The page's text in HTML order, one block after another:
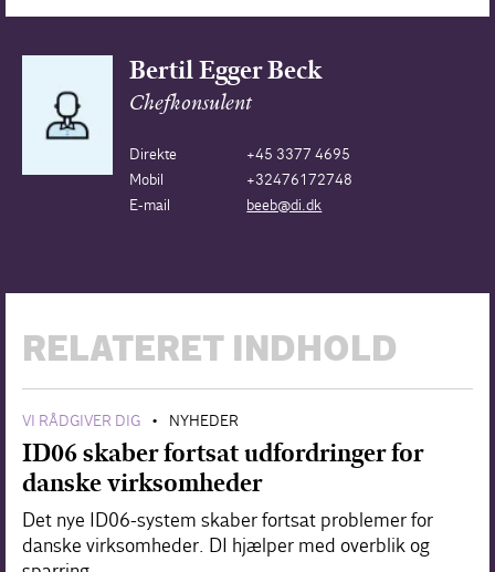
Bertil Egger Beck
Chefkonsulent
Direkte
+45 3377 4695
Mobil
+32476172748
E-mail
beeb@di.dk
RELATERET INDHOLD
VI RÅDGIVER DIG • NYHEDER
ID06 skaber fortsat udfordringer for
danske virksomheder
Det nye ID06-system skaber fortsat problemer for
danske virksomheder. DI hjælper med overblik og